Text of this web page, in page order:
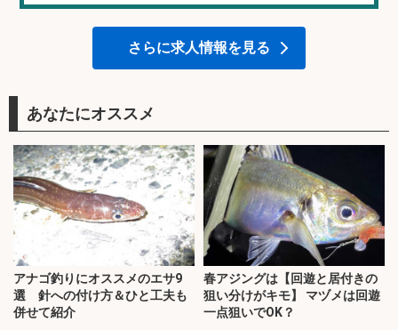
さらに求人情報を見る
あなたにオススメ
アナゴ釣りにオススメのエサ9
選 針への付け方＆ひと工夫も
併せて紹介
春アジングは【回遊と居付きの
狙い分けがキモ】 マヅメは回遊
一点狙いでOK？